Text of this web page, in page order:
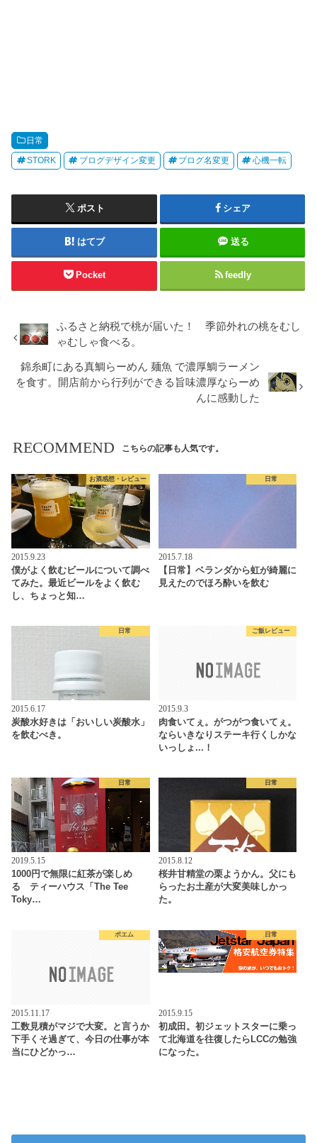
日常
STORK ブログデザイン変更 ブログ名変更 心機一転
ポスト シェア
はてブ 送る
Pocket feedly
ふるさと納税で桃が届いた！ 季節外れの桃をむし
ゃむしゃ食べる。
錦糸町にある真鯛らーめん 麺魚 で濃厚鯛ラーメン
を食す。開店前から行列ができる旨味濃厚ならーめ
んに感動した
RECOMMEND こちらの記事も人気です。
お酒感想・レビュー
2015.9.23
僕がよく飲むビールについて調べ
てみた。最近ビールをよく飲む
し、ちょっと知…
日常
2015.7.18
【日常】ベランダから虹が綺麗に
見えたのでほろ酔いを飲む
日常
2015.6.17
炭酸水好きは「おいしい炭酸水」
を飲むべき。
ご飯レビュー
2015.9.3
肉食いてぇ。がつがつ食いてぇ。
ならいきなりステーキ行くしかな
いっしょ...！
日常
2019.5.15
1000円で無限に紅茶が楽しめ
る ティーハウス「The Tee
Toky…
日常
2015.8.12
桜井甘精堂の栗ようかん。父にも
らったお土産が大変美味しかっ
た。
ポエム
2015.11.17
工数見積がマジで大変。と言うか
下手くそ過ぎて、今日の仕事が本
当にひどかっ…
日常
2015.9.15
初成田。初ジェットスターに乗っ
て北海道を往復したらLCCの勉強
になった。